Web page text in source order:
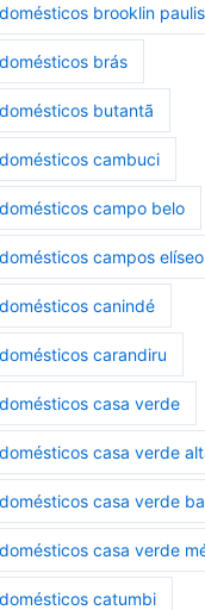
brooklin
brás
butantã
cambuci
campo belo
campos
canindé
carandiru
casa verde
casa verde
casa verde
casa verde
catumbi